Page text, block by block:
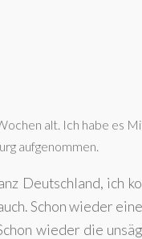
alt. Ich habe es
aufgenommen.
Deutschland, ich
Schon wieder
wieder die